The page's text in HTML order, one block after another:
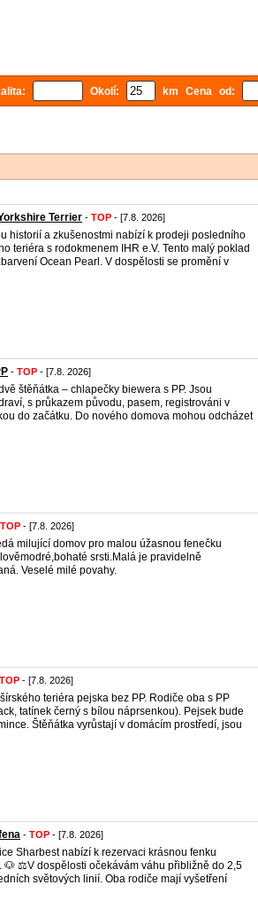
Okolí: km Cena od:
Terrier - TOP - [7.8. 2026]
historií a zkušenostmi nabízí k prodeji posledního
teriéra s rodokmenem IHR e.V. Tento malý poklad
Ocean Pearl. V dospělosti se promění v
- TOP - [7.8. 2026]
štěňátka – chlapečky biewera s PP. Jsou
s průkazem původu, pasem, registrováni v
do začátku. Do nového domova mohou odcházet
TOP - [7.8. 2026]
milující domov pro malou úžasnou fenečku
srsti.Malá je pravidelně
Veselé milé povahy.
TOP - [7.8. 2026]
teriéra pejska bez PP. Rodiče oba s PP
tatínek černý s bílou náprsenkou). Pejsek bude
Štěňátka vyrůstají v domácím prostředí, jsou
- TOP - [7.8. 2026]
Sharbest nabízí k rezervaci krásnou fenku
🐶 ⚖️V dospělosti očekávám váhu přibližně do 2,5
světových linií. Oba rodiče mají vyšetření